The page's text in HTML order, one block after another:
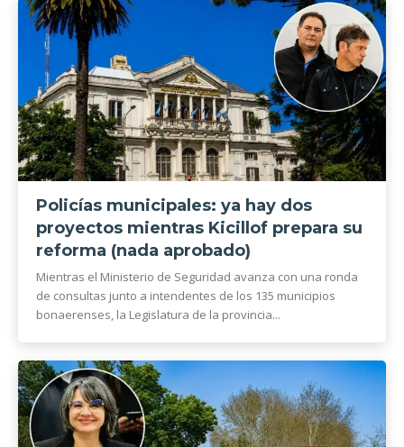
Policías municipales: ya hay dos
proyectos mientras Kicillof prepara su
reforma (nada aprobado)
Mientras el Ministerio de Seguridad avanza con una ronda
de consultas junto a intendentes de los 135 municipios
bonaerenses, la Legislatura de la provincia...